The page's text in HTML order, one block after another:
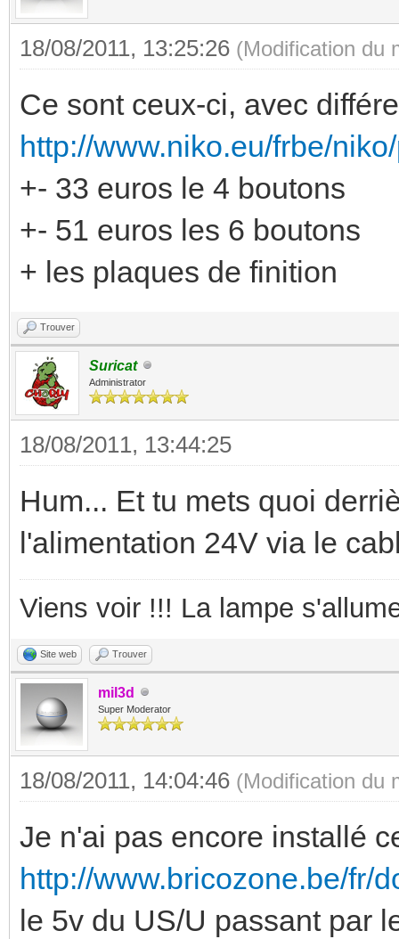
18/08/2011, 13:25:26 (Modification du
Ce sont ceux-ci, avec
http://www.niko.eu/frbe/
+- 33 euros le 4 boutons
+- 51 euros les 6 boutons
+ les plaques de finition
Trouver
Suricat
Administrator
18/08/2011, 13:44:25
Hum... Et tu mets quoi
l'alimentation 24V via le
Viens voir !!! La lampe
Site web Trouver
mil3d
Super Moderator
18/08/2011, 14:04:46 (Modification du
Je n'ai pas encore installé
http://www.bricozone.be/fr/
le 5v du US/U passant par